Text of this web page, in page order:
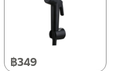
฿349